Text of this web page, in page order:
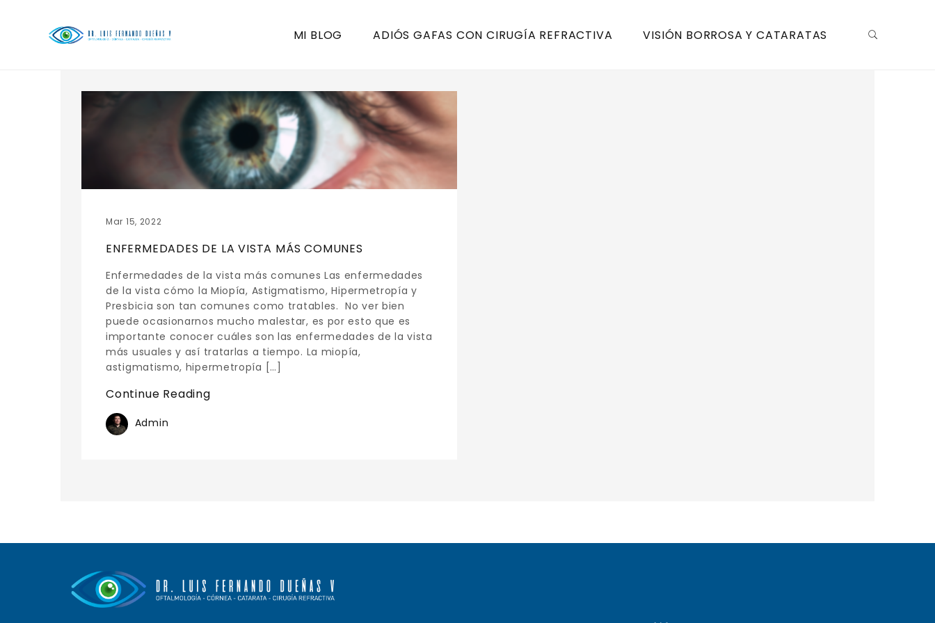
MI BLOG ADIÓS GAFAS CON CIRUGÍA REFRACTIVA VISIÓN BORROSA Y CATARATAS
Mar 15, 2022
ENFERMEDADES DE LA VISTA MÁS COMUNES
Enfermedades de la vista más comunes Las enfermedades
de la vista cómo la Miopía, Astigmatismo, Hipermetropía y
Presbicia son tan comunes como tratables. No ver bien
puede ocasionarnos mucho malestar, es por esto que es
importante conocer cuáles son las enfermedades de la vista
más usuales y así tratarlas a tiempo. La miopía,
astigmatismo, hipermetropía […]
Continue Reading
Admin